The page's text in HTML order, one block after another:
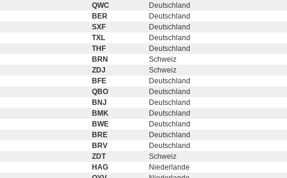
QWC
Deutschland
BER
Deutschland
SXF
Deutschland
TXL
Deutschland
THF
Deutschland
BRN
Schweiz
ZDJ
Schweiz
BFE
Deutschland
QBO
Deutschland
BNJ
Deutschland
BMK
Deutschland
BWE
Deutschland
BRE
Deutschland
BRV
Deutschland
ZDT
Schweiz
HAG
Niederlande